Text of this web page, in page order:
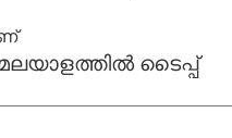
ടൈപ്പ്